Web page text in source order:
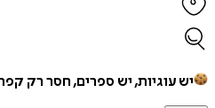
יש עוגיות, יש ספרים, חסר רק